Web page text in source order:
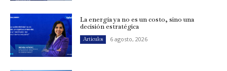
La energía ya no es un costo, sino una
decisión estratégica
Artículos 6 agosto, 2026